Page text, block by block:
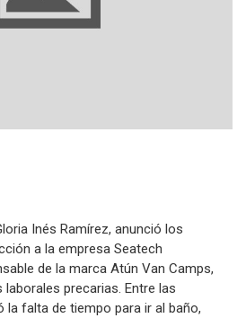
Inés Ramírez, anunció los
a la empresa Seatech
de la marca Atún Van Camps,
precarias. Entre las
la falta de tiempo para ir al baño,